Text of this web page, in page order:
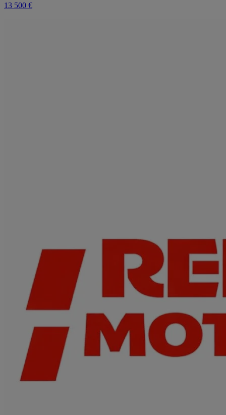
13 500 €